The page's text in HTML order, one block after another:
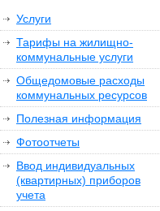
Услуги
Тарифы на жилищно-
коммунальные услуги
Общедомовые расходы
коммунальных ресурсов
Полезная информация
Фотоотчеты
Ввод индивидуальных
(квартирных) приборов
учета